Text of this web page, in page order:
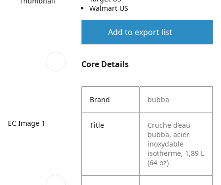
EC Image 1
Walmart US
Add to export list
Core Details
Brand bubba
Title
Cruche d’eau
bubba, acier
inoxydable
isotherme, 1,89 L
(64 oz)